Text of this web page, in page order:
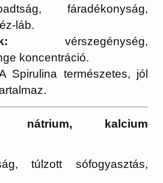
fáradékonyság,
láb.
vérszegénység,
koncentráció.
Spirulina természetes, jól
nátrium, kalcium
túlzott sófogyasztás,